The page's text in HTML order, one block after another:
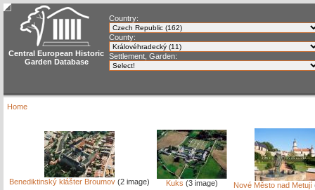
Central European Historic
Garden Database
Country:
County:
Settlement, Garden:
Home
Benediktinský klášter Broumov (2 image) Kuks (3 image) Nové Město nad Metují